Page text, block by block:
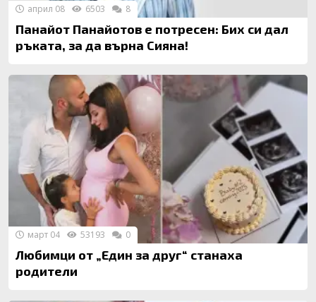
Панайот Панайотов е потресен: Бих си дал
ръката, за да върна Сияна!
април 08 6503 8
Любимци от „Един за друг“ станаха
родители
март 04 53193 0